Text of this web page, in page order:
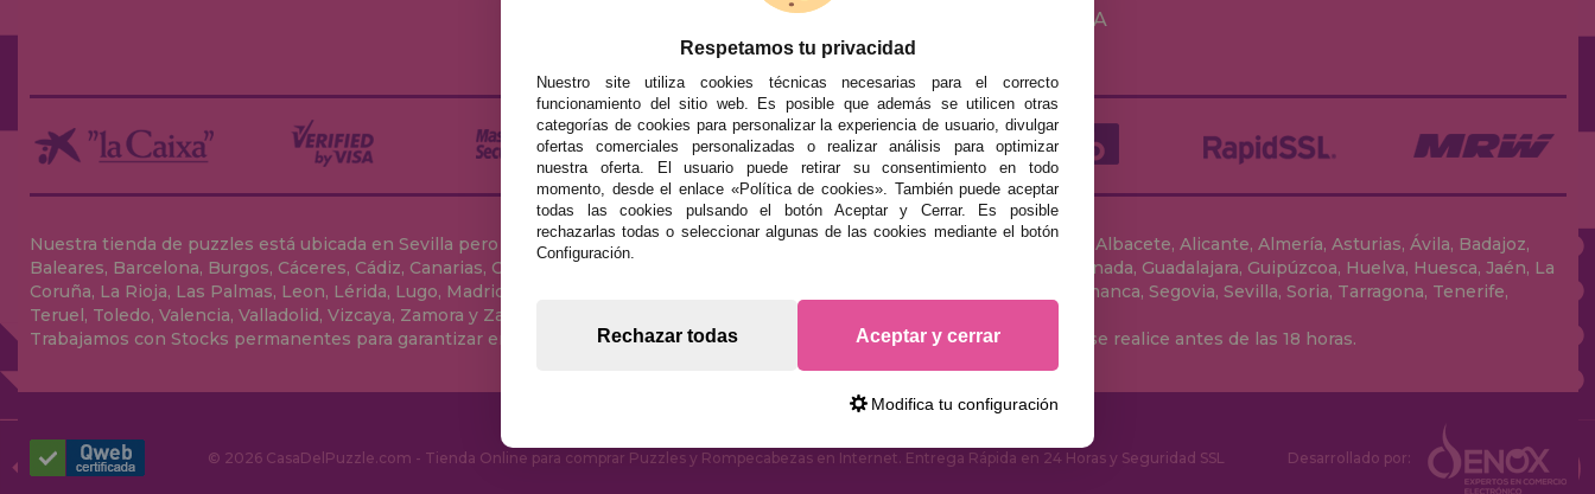
JUEGOS DE MESA
Nuestra tienda de puzzles está ubicada en Sevilla pero enviamos tus puzzles a cualquier ciudad del territorio español: Álava, Albacete, Alicante, Almería, Asturias, Ávila, Badajoz,
Baleares, Barcelona, Burgos, Cáceres, Cádiz, Canarias, Cantabria, Castellón, Ceuta, Ciudad Real, Córdoba, Cuenca, Gerona, Granada, Guadalajara, Guipúzcoa, Huelva, Huesca, Jaén, La
Coruña, La Rioja, Las Palmas, Leon, Lérida, Lugo, Madrid, Málaga, Melilla, Murcia, Navarra, Orense, Palencia, Pontevedra, Salamanca, Segovia, Sevilla, Soria, Tarragona, Tenerife,
Teruel, Toledo, Valencia, Valladolid, Vizcaya, Zamora y Zaragoza.
Trabajamos con Stocks permanentes para garantizar entregas rápidas en territorio peninsular, siempre y cuando el pedido se realice antes de las 18 horas.
© 2026 CasaDelPuzzle.com - Tienda Online para comprar Puzzles y Rompecabezas en Internet. Entrega Rápida en 24 Horas y Seguridad SSL Desarrollado por:
Respetamos tu privacidad
Nuestro site utiliza cookies técnicas necesarias para el correcto
funcionamiento del sitio web. Es posible que además se utilicen otras
categorías de cookies para personalizar la experiencia de usuario, divulgar
ofertas comerciales personalizadas o realizar análisis para optimizar
nuestra oferta. El usuario puede retirar su consentimiento en todo
momento, desde el enlace «Política de cookies». También puede aceptar
todas las cookies pulsando el botón Aceptar y Cerrar. Es posible
rechazarlas todas o seleccionar algunas de las cookies mediante el botón
Configuración.
Rechazar todas Aceptar y cerrar
Modifica tu configuración